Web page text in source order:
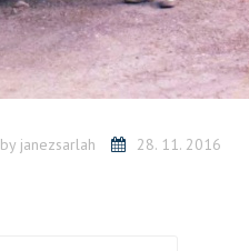
janezsarlah 28. 11. 2016